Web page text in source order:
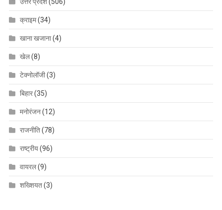
क्राइम(34)
खाना खजाना(4)
खेल(8)
टेक्नोलॉजी(3)
बिहार(35)
मनोरंजन(12)
राजनीति(78)
राष्ट्रीय(96)
वायरल(9)
शख्शियत(3)